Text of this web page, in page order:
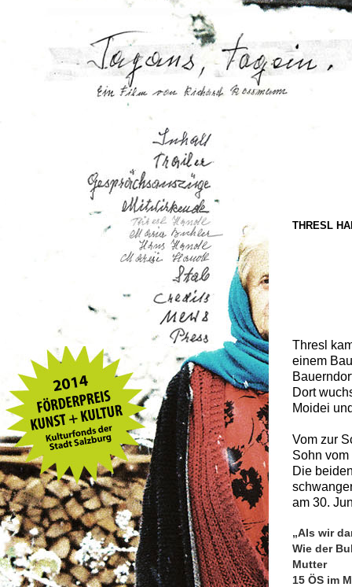
Kontakt
Pressemappe
THRESL
Thresl
einem
Dort
Moidei
Vom zur
Sohn
Die
am 30.
„Als wir
Wie der
Mutter
15 ÖS im